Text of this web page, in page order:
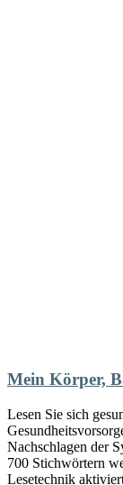
Mein Körper,
Lesen Sie sich
Nachschlagen der
700 Stichwörtern
Lesetechnik